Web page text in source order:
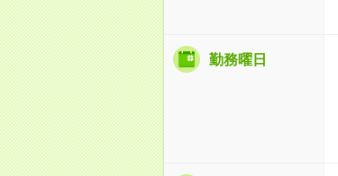
勤務曜日